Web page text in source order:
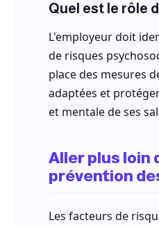
Quel est le rôle
L'employeur doit
de risques
place des mesures
adaptées et
et mentale de ses
Aller plus loin
prévention
Les facteurs de